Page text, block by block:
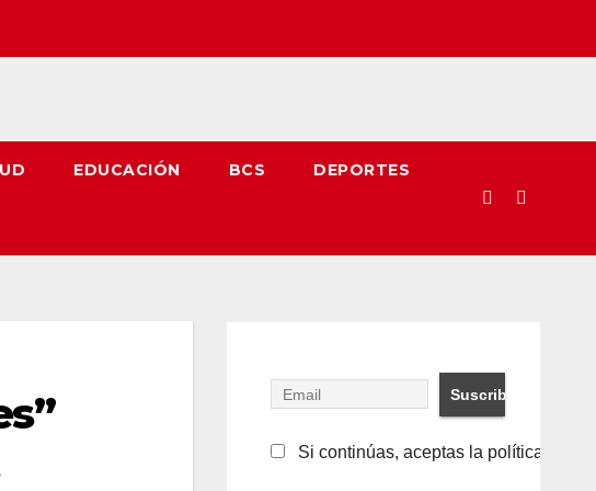
EDUCACIÓN BCS DEPORTES
Si continúas, aceptas la política de